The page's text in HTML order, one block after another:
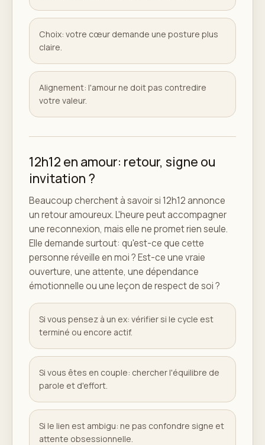
Choix: votre cœur demande une posture plus
claire.
Alignement: l'amour ne doit pas contredire
votre valeur.
12h12 en amour: retour, signe ou
invitation ?
Beaucoup cherchent à savoir si 12h12 annonce
un retour amoureux. L'heure peut accompagner
une reconnexion, mais elle ne promet rien seule.
Elle demande surtout: qu'est-ce que cette
personne réveille en moi ? Est-ce une vraie
ouverture, une attente, une dépendance
émotionnelle ou une leçon de respect de soi ?
Si vous pensez à un ex: vérifier si le cycle est
terminé ou encore actif.
Si vous êtes en couple: chercher l'équilibre de
parole et d'effort.
Si le lien est ambigu: ne pas confondre signe et
attente obsessionnelle.